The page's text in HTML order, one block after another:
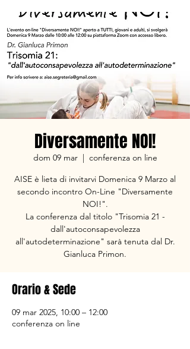
Diversamente NOI!
dom 09 mar
  |
conferenza on line
AISE è lieta di invitarvi Domenica 9 Marzo al
secondo incontro On-Line "Diversamente
NOI!".
La conferenza dal titolo "Trisomia 21 -
dall'autoconsapevolezza
all'autodeterminazione" sarà tenuta dal Dr.
Orario & Sede
09 mar 2025, 10:00 – 12:00
conferenza on line